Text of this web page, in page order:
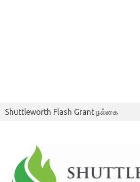
Shuttleworth Flash Grant நல்கை